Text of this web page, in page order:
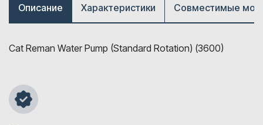
Описание Характеристики Совместимые
Cat Reman Water Pump (Standard Rotation) (3600)